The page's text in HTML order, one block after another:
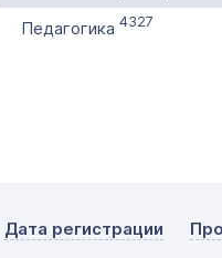
Педагогика 4327
Дата регистрации